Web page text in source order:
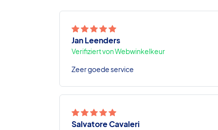
Jan Leenders
Verifiziert von Webwinkelkeur
Zeer goede service
Salvatore Cavaleri